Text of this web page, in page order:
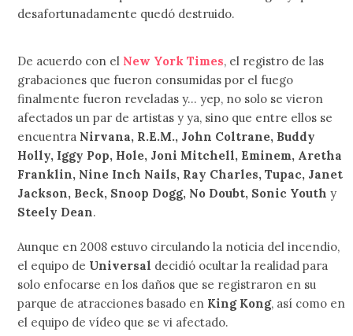
desafortunadamente quedó destruido.
De acuerdo con el New York Times, el registro de las
grabaciones que fueron consumidas por el fuego
finalmente fueron reveladas y… yep, no solo se vieron
afectados un par de artistas y ya, sino que entre ellos se
encuentra Nirvana, R.E.M., John Coltrane, Buddy
Holly, Iggy Pop, Hole, Joni Mitchell, Eminem, Aretha
Franklin, Nine Inch Nails, Ray Charles, Tupac, Janet
Jackson, Beck, Snoop Dogg, No Doubt, Sonic Youthy
Steely Dean.
Aunque en 2008 estuvo circulando la noticia del incendio,
el equipo de Universal decidió ocultar la realidad para
solo enfocarse en los daños que se registraron en su
parque de atracciones basado en King Kong, así como en
el equipo de vídeo que se vi afectado.